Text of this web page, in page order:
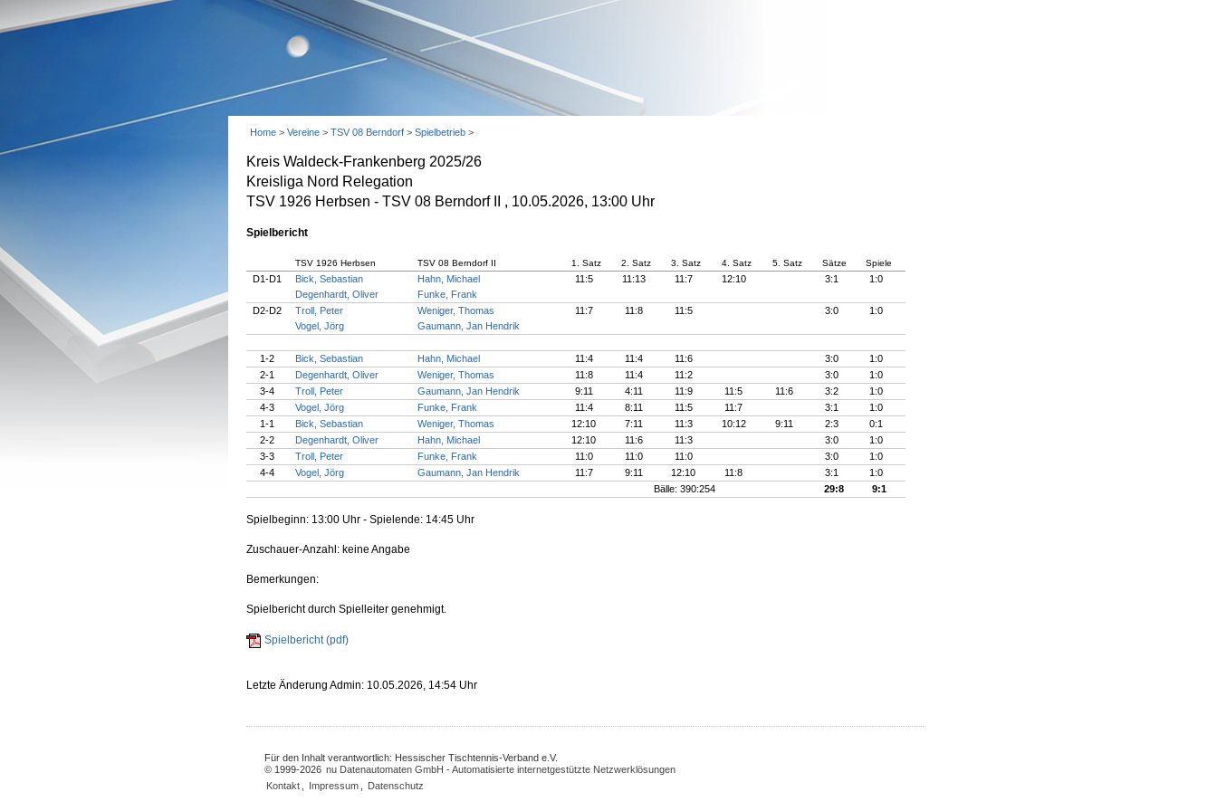
Home > Vereine > TSV 08 Berndorf > Spielbetrieb >
Kreis Waldeck-Frankenberg 2025/26
Kreisliga Nord Relegation
TSV 1926 Herbsen - TSV 08 Berndorf II , 10.05.2026, 13:00 Uhr
Spielbericht
TSV 1926 Herbsen TSV 08 Berndorf II 1. Satz 2. Satz 3. Satz 4. Satz 5. Satz Sätze Spiele
D1-D1
Bick, Sebastian
Degenhardt, Oliver
Hahn, Michael
Funke, Frank
11:5 11:13 11:7 12:10 3:1 1:0
D2-D2
Troll, Peter
Vogel, Jörg
Weniger, Thomas
Gaumann, Jan Hendrik
11:7 11:8 11:5 3:0 1:0
1-2 Bick, Sebastian Hahn, Michael 11:4 11:4 11:6 3:0
1:0
2-1
Degenhardt, Oliver Weniger, Thomas 11:8 11:4 11:2 3:0
1:0
3-4
Troll, Peter Gaumann, Jan Hendrik 9:11 4:11 11:9 11:5 11:6 3:2
1:0
4-3
Vogel, Jörg Funke, Frank 11:4 8:11 11:5 11:7 3:1
1:0
1-1
Bick, Sebastian Weniger, Thomas 12:10 7:11 11:3 10:12 9:11 2:3
0:1
2-2
Degenhardt, Oliver Hahn, Michael 12:10 11:6 11:3 3:0
1:0
3-3
Troll, Peter Funke, Frank 11:0 11:0 11:0 3:0
1:0
4-4
Vogel, Jörg Gaumann, Jan Hendrik 11:7 9:11 12:10 11:8 3:1
1:0
Bälle: 390:254
29:8 9:1
Spielbeginn: 13:00 Uhr - Spielende: 14:45 Uhr
Zuschauer-Anzahl: keine Angabe
Bemerkungen:
Spielbericht durch Spielleiter genehmigt.
Spielbericht (pdf)
Letzte Änderung Admin: 10.05.2026, 14:54 Uhr
Für den Inhalt verantwortlich: Hessischer Tischtennis-Verband e.V.
© 1999-2026 nu Datenautomaten GmbH - Automatisierte internetgestützte Netzwerklösungen
Kontakt
Impressum Datenschutz